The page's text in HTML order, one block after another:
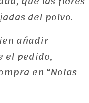
del polvo.
añadir
el pedido,
en “Notas